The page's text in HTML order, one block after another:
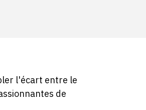
l'écart entre le
de